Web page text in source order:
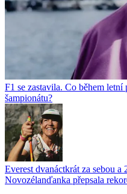
F1 se zastavila. Co během
šampionátu?
Everest dvanáctkrát za sebou
Novozélanďanka přepsala